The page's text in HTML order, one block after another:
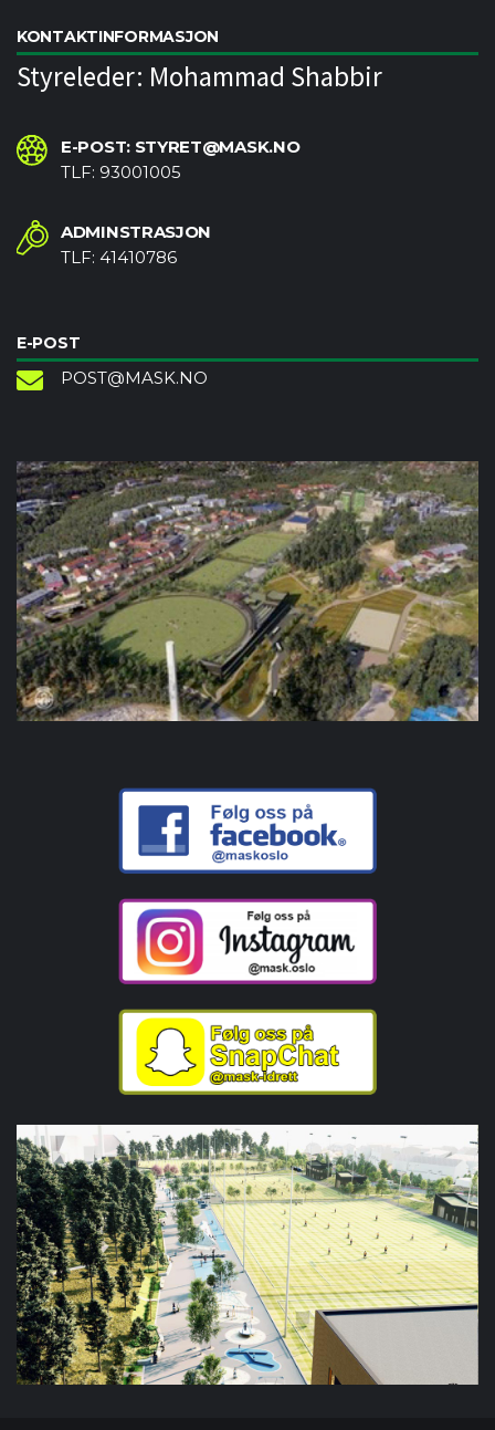
KONTAKTINFORMASJON
Styreleder: Mohammad Shabbir
E-POST: STYRET@MASK.NO
TLF: 93001005
ADMINSTRASJON
TLF: 41410786
E-POST
POST@MASK.NO